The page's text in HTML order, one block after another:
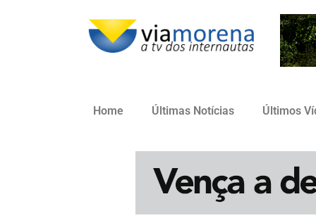
Home Últimas Notícias Últimos